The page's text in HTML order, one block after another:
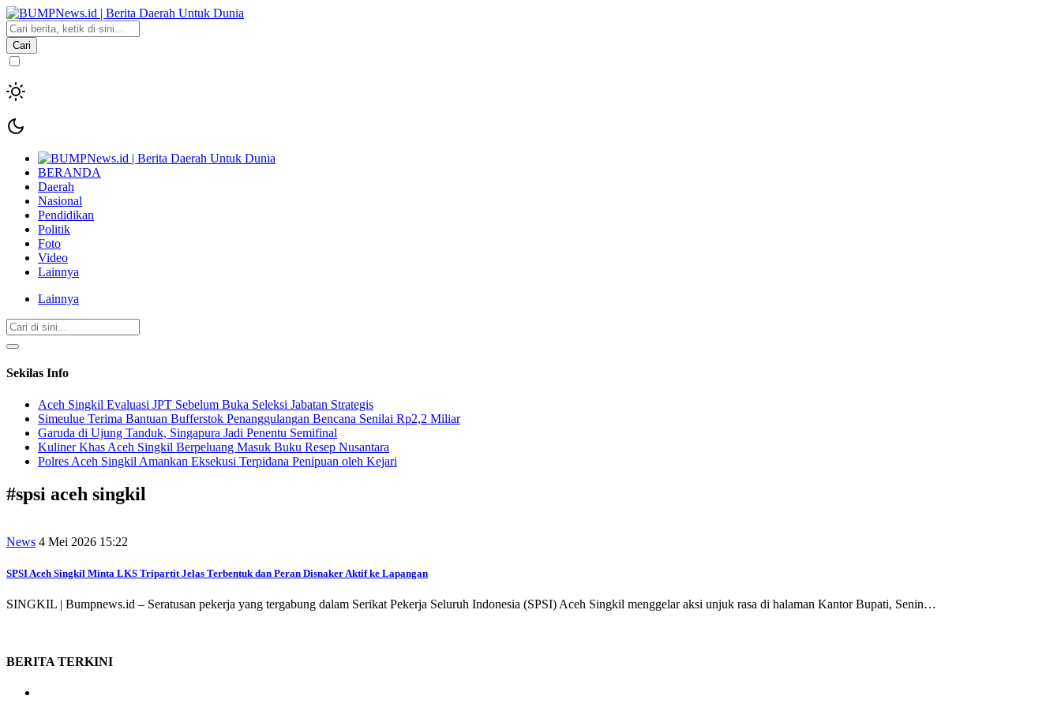
Cari
BERANDA
Daerah
Nasional
Pendidikan
Politik
Foto
Video
Lainnya
Lainnya
Sekilas Info
Aceh Singkil Evaluasi JPT Sebelum Buka Seleksi Jabatan Strategis
Simeulue Terima Bantuan Bufferstok Penanggulangan Bencana Senilai Rp2,2 Miliar
Garuda di Ujung Tanduk, Singapura Jadi Penentu Semifinal
Kuliner Khas Aceh Singkil Berpeluang Masuk Buku Resep Nusantara
Polres Aceh Singkil Amankan Eksekusi Terpidana Penipuan oleh Kejari
#spsi aceh singkil
News 4 Mei 2026 15:22
SPSI Aceh Singkil Minta LKS Tripartit Jelas Terbentuk dan Peran Disnaker Aktif ke Lapangan
SINGKIL | Bumpnews.id – Seratusan pekerja yang tergabung dalam Serikat Pekerja Seluruh Indonesia (SPSI) Aceh Singkil menggelar aksi unjuk rasa di halaman Kantor Bupati, Senin…
BERITA TERKINI